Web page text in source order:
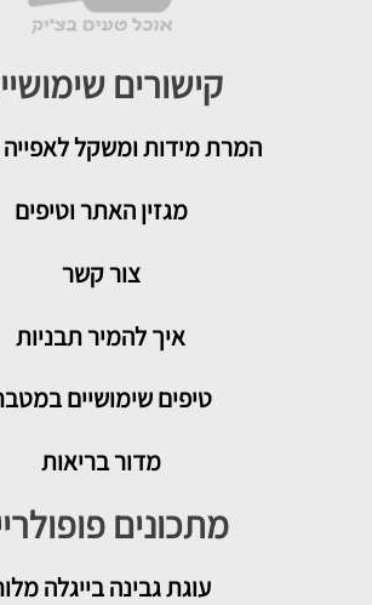
קישורים
המרת מידות ומשקל לאפייה
מגזין האתר וטיפים
צור קשר
איך להמיר תבניות
טיפים שימושיים
מדור בריאות
מתכונים
עוגת גבינה בייגלה